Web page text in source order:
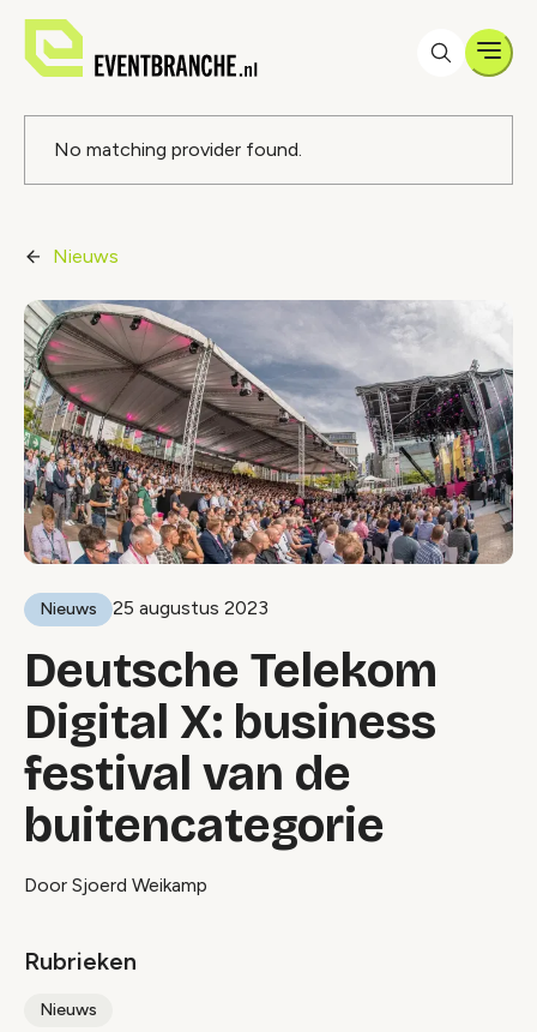
Foutmelding
No matching provider found.
Nieuws
Nieuws 25 augustus 2023
Deutsche Telekom
Digital X: business
festival van de
buitencategorie
Door Sjoerd Weikamp
Rubrieken
Nieuws